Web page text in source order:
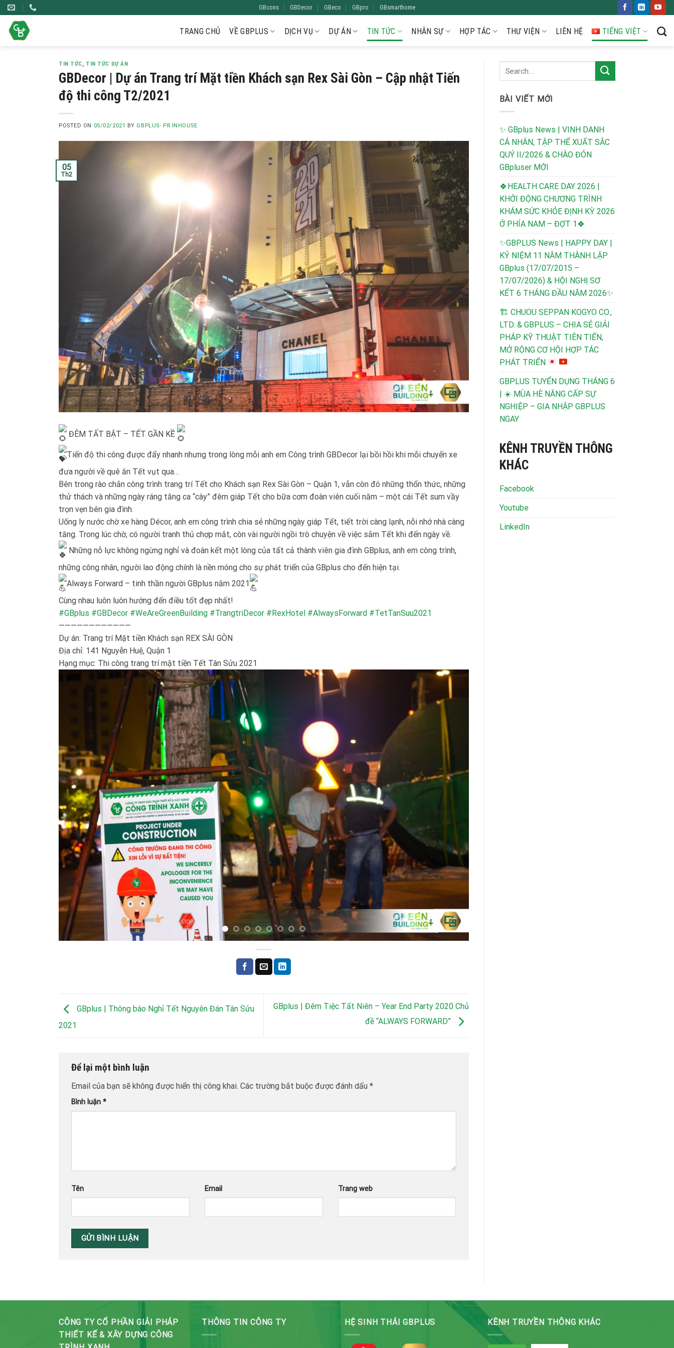
Skip
to
content
GBcons GBDecor GBeco GBpro GBsmarthome
TRANG CHỦ VỀ GBPLUS DỊCH VỤ DỰ ÁN TIN TỨC NHÂN SỰ HỢP TÁC THƯ VIỆN LIÊN HỆ TIẾNG VIỆT
TIN TỨC, TIN TỨC DỰ ÁN
GBDecor | Dự án Trang trí Mặt tiền Khách sạn Rex Sài Gòn – Cập nhật Tiến
độ thi công T2/2021
POSTED ON 05/02/2021 BY GBPLUS- PR INHOUSE
05
Th2
ĐÊM TẤT BẬT – TẾT GẦN KỀ
Tiến độ thi công được đẩy nhanh nhưng trong lòng mỗi anh em Công trình GBDecor lại bồi hồi khi mỗi chuyến xe
đưa người về quê ăn Tết vụt qua…
Bên trong rào chắn công trình trang trí Tết cho Khách sạn Rex Sài Gòn – Quận 1, vẫn còn đó những thổn thức, những
thử thách và những ngày ráng tăng ca “cày” đêm giáp Tết cho bữa cơm đoàn viên cuối năm – một cái Tết sum vầy
trọn vẹn bên gia đình.
Uống ly nước chờ xe hàng Décor, anh em công trình chia sẻ những ngày giáp Tết, tiết trời càng lạnh, nỗi nhớ nhà càng
tăng. Trong lúc chờ, có người tranh thủ chợp mắt, còn vài người ngồi trò chuyện về việc sắm Tết khi đến ngày về.
Những nỗ lực không ngừng nghỉ và đoàn kết một lòng của tất cả thành viên gia đình GBplus, anh em công trình,
những công nhân, người lao động chính là nền móng cho sự phát triển của GBplus cho đến hiện tại.
Always Forward – tinh thần người GBplus năm 2021
Cùng nhau luôn luôn hướng đến điều tốt đẹp nhất!
#GBplus #GBDecor #WeAreGreenBuilding #TrangtriDecor #RexHotel #AlwaysForward #TetTanSuu2021
————————————
Dự án: Trang trí Mặt tiền Khách sạn REX SÀI GÒN
Địa chỉ: 141 Nguyễn Huệ, Quận 1
Hạng mục: Thi công trang trí mặt tiền Tết Tân Sửu 2021
GBplus | Thông báo Nghỉ Tết Nguyên Đán Tân Sửu
2021
GBplus | Đêm Tiệc Tất Niên – Year End Party 2020 Chủ
đề “ALWAYS FORWARD”
Để lại một bình luận
Email của bạn sẽ không được hiển thị công khai. Các trường bắt buộc được đánh dấu *
Bình luận *
Tên Email Trang web
BÀI VIẾT MỚI
✨ GBplus News | VINH DANH
CÁ NHÂN, TẬP THỂ XUẤT SẮC
QUÝ II/2026 & CHÀO ĐÓN
GBpluser MỚI
🍀HEALTH CARE DAY 2026 |
KHỞI ĐỘNG CHƯƠNG TRÌNH
KHÁM SỨC KHỎE ĐỊNH KỲ 2026
Ở PHÍA NAM – ĐỢT 1🍀
✨GBPLUS News | HAPPY DAY |
KỶ NIỆM 11 NĂM THÀNH LẬP
GBplus (17/07/2015 –
17/07/2026) & HỘI NGHỊ SƠ
KẾT 6 THÁNG ĐẦU NĂM 2026✨
🏗️ CHUOU SEPPAN KOGYO CO.,
LTD. & GBPLUS – CHIA SẺ GIẢI
PHÁP KỸ THUẬT TIÊN TIẾN,
MỞ RỘNG CƠ HỘI HỢP TÁC
PHÁT TRIỂN
GBPLUS TUYỂN DỤNG THÁNG 6
| ☀️ MÙA HÈ NÂNG CẤP SỰ
NGHIỆP – GIA NHẬP GBPLUS
NGAY
KÊNH TRUYỀN THÔNG
KHÁC
Facebook
Youtube
LinkedIn
CÔNG TY CỔ PHẦN GIẢI PHÁP
THIẾT KẾ & XÂY DỰNG CÔNG
THÔNG TIN CÔNG TY HỆ SINH THÁI GBPLUS KÊNH TRUYỀN THÔNG KHÁC